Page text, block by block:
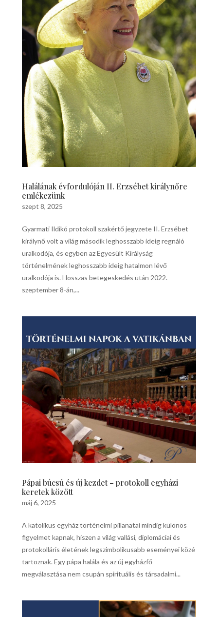
Halálának évfordulóján II. Erzsébet királynőre
emlékezünk
szept 8, 2025
Gyarmati Ildikó protokoll szakértő jegyzete II. Erzsébet
királynő volt a világ második leghosszabb ideig regnáló
uralkodója, és egyben az Egyesült Királyság
történelmének leghosszabb ideig hatalmon lévő
uralkodója is. Hosszas betegeskedés után 2022.
szeptember 8-án,...
Pápai búcsú és új kezdet – protokoll egyházi
keretek között
máj 6, 2025
A katolikus egyház történelmi pillanatai mindig különös
figyelmet kapnak, hiszen a világ vallási, diplomáciai és
protokolláris életének legszimbolikusabb eseményei közé
tartoznak. Egy pápa halála és az új egyházfő
megválasztása nem csupán spirituális és társadalmi...